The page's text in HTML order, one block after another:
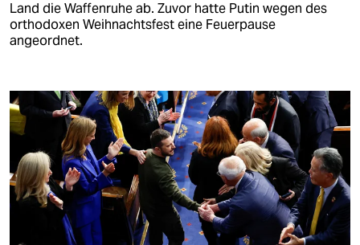
Land die Waffenruhe ab. Zuvor hatte Putin wegen des
orthodoxen Weihnachtsfest eine Feuerpause
angeordnet.